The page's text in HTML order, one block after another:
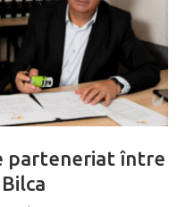
parteneriat între